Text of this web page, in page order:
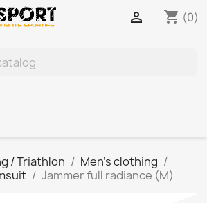
shopping_cart (0)

/ Triathlon
Men's clothing
Jammer full radiance (M)